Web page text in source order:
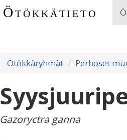
Ötökkätieto
Ötökkäryhmät Perhoset
Gazoryctra ganna